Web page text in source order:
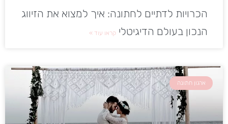
הכרויות לדתיים לחתונה: איך למצוא את הזיווג
הנכון בעולם הדיגיטלי קראו עוד »
ארגון חתונה